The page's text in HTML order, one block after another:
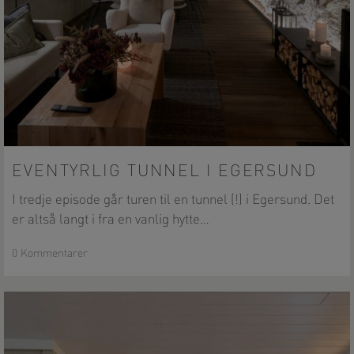
tunnel
Egersund
EVENTYRLIG TUNNEL I EGERSUND
I tredje episode går turen til en tunnel (!) i Egersund. Det
er altså langt i fra en vanlig hytte…
0 Kommentarer